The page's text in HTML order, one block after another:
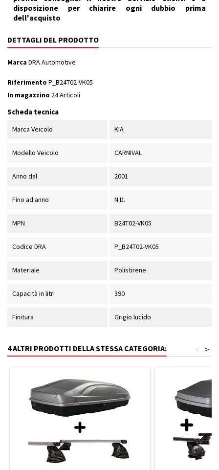
disposizione per chiarire ogni dubbio prima
dell'acquisto
DETTAGLI DEL PRODOTTO
Marca DRA Automotive
Riferimento P_B24T02-VK05
In magazzino 24 Articoli
Scheda tecnica
Marca Veicolo KIA
Modello Veicolo CARNIVAL
Anno dal 2001
Fino ad anno N.D.
MPN B24T02-VK05
Codice DRA P_B24T02-VK05
Materiale Polistirene
Capacità in litri 390
Finitura Grigio lucido
4 ALTRI PRODOTTI DELLA STESSA CATEGORIA: >
<